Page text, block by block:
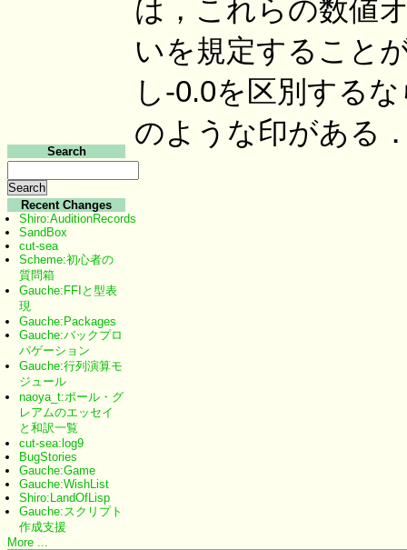
は，これらの数値
いを規定すること
し-0.0を区別する
のような印がある
Search
Recent Changes
Shiro:AuditionRecords
SandBox
cut-sea
Scheme:初心者の
質問箱
Gauche:FFIと型表
現
Gauche:Packages
Gauche:バックプロ
パゲーション
Gauche:行列演算モ
ジュール
naoya_t:ポール・グ
レアムのエッセイ
と和訳一覧
cut-sea:log9
BugStories
Gauche:Game
Gauche:WishList
Shiro:LandOfLisp
Gauche:スクリプト
作成支援
More ...